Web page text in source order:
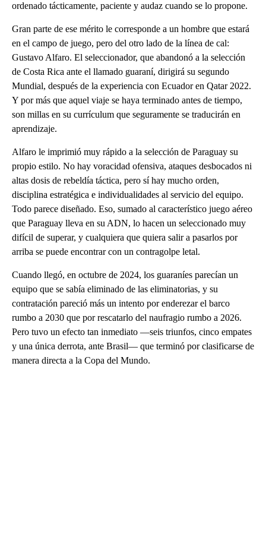
ordenado tácticamente, paciente y audaz cuando se lo propone.
Gran parte de ese mérito le corresponde a un hombre que estará
en el campo de juego, pero del otro lado de la línea de cal:
Gustavo Alfaro. El seleccionador, que abandonó a la selección
de Costa Rica ante el llamado guaraní, dirigirá su segundo
Mundial, después de la experiencia con Ecuador en Qatar 2022.
Y por más que aquel viaje se haya terminado antes de tiempo,
son millas en su currículum que seguramente se traducirán en
aprendizaje.
Alfaro le imprimió muy rápido a la selección de Paraguay su
propio estilo. No hay voracidad ofensiva, ataques desbocados ni
altas dosis de rebeldía táctica, pero sí hay mucho orden,
disciplina estratégica e individualidades al servicio del equipo.
Todo parece diseñado. Eso, sumado al característico juego aéreo
que Paraguay lleva en su ADN, lo hacen un seleccionado muy
difícil de superar, y cualquiera que quiera salir a pasarlos por
arriba se puede encontrar con un contragolpe letal.
Cuando llegó, en octubre de 2024, los guaraníes parecían un
equipo que se sabía eliminado de las eliminatorias, y su
contratación pareció más un intento por enderezar el barco
rumbo a 2030 que por rescatarlo del naufragio rumbo a 2026.
Pero tuvo un efecto tan inmediato —seis triunfos, cinco empates
y una única derrota, ante Brasil— que terminó por clasificarse de
manera directa a la Copa del Mundo.